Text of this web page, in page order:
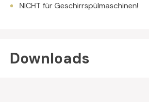
NICHT für Geschirrspülmaschinen!
Downloads